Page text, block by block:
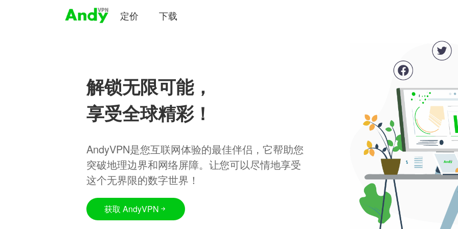
定价 下载
解锁无限可能，
享受全球精彩！
AndyVPN是您互联网体验的最佳伴侣，它帮助您
突破地理边界和网络屏障。让您可以尽情地享受
这个无界限的数字世界！
获取 AndyVPN